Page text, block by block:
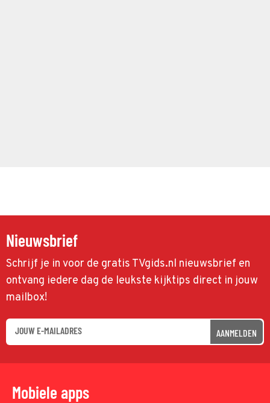
Nieuwsbrief
Schrijf je in voor de gratis TVgids.nl nieuwsbrief en
ontvang iedere dag de leukste kijktips direct in jouw
mailbox!
AANMELDEN
Mobiele apps